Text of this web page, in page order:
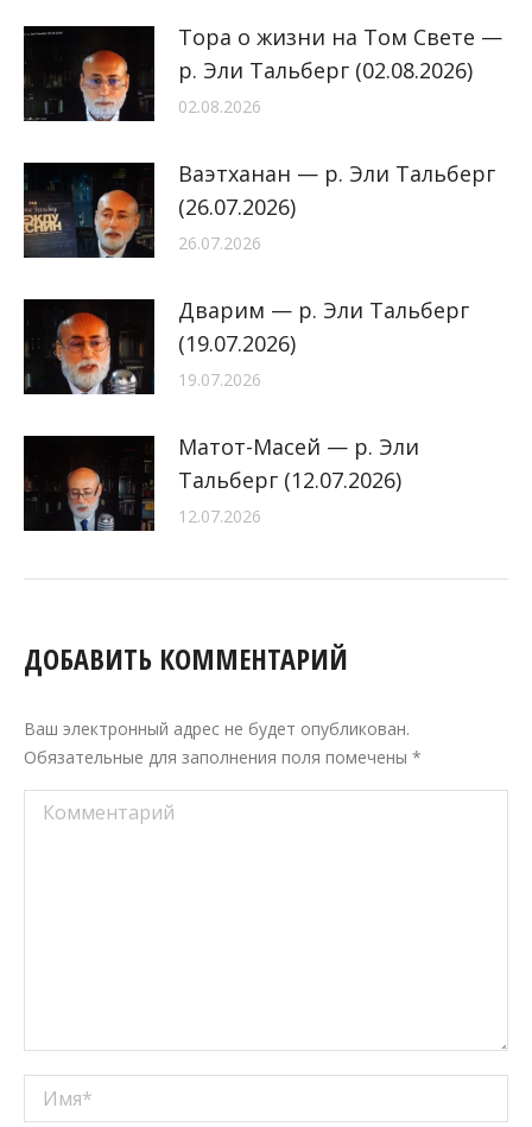
Тора о жизни на Том Свете —
р. Эли Тальберг (02.08.2026)
02.08.2026
Ваэтханан — р. Эли Тальберг
(26.07.2026)
26.07.2026
Дварим — р. Эли Тальберг
(19.07.2026)
19.07.2026
Матот-Масей — р. Эли
Тальберг (12.07.2026)
12.07.2026
ДОБАВИТЬ КОММЕНТАРИЙ
Ваш электронный адрес не будет опубликован.
Обязательные для заполнения поля помечены *
Комментарий
Имя *